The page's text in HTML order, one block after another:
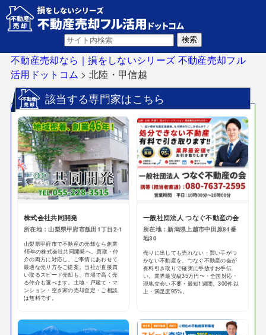
不動産売却なら｜損をしないシリーズ 不動産売却フル
活用ドットコム >北陸・甲信越
該当する専門家はこちら
株式会社共同開発
所在地：山梨県甲府市飯田1丁目2-1
山梨県甲府市で不動産の売却なら創業
46年の株式会社共同開発へ。買取・仲
介の両方に対応し、ご事情にあわせて
最適な売り方をご提案。当社が直接買
い取るスピード売却も、市場で高く売
る仲介も選べます。土地・戸建て・マ
ンション・空き家の売却査定・ご相談
は無料です。
一般社団法人 つなぐ不動産の会
所在地：新潟県上越市中田原84番
地30
売りに出しても売れない・買い手がつ
かない不動産を、つなぐ不動産の会が
有料引き取りで確実に手放すお手伝
い。業界最安級35万円〜・全国対応・
現地立会い不要・最短1週間。300件以
上・満足度95%。